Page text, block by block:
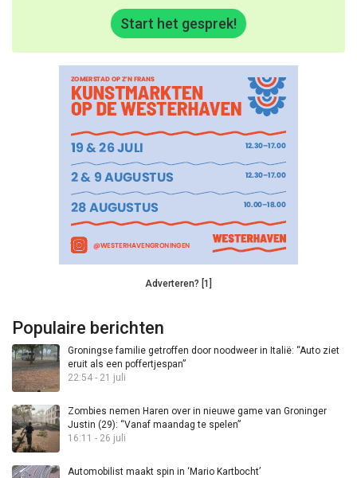
Start het gesprek!
Adverteren? [1]
Populaire berichten
Groningse familie getroffen door noodweer in Italië: “Auto ziet
eruit als een poffertjespan”
22:54 - 21 juli
Zombies nemen Haren over in nieuwe game van Groninger
Justin (29): “Vanaf maandag te spelen”
16:11 - 26 juli
Automobilist maakt spin in ‘Mario Kartbocht’